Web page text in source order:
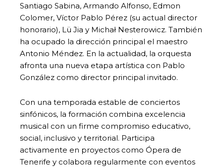
Santiago Sabina, Armando Alfonso, Edmon
Colomer, Víctor Pablo Pérez (su actual director
honorario), Lü Jia y Michał Nesterowicz. También
ha ocupado la dirección principal el maestro
Antonio Méndez. En la actualidad, la orquesta
afronta una nueva etapa artística con Pablo
González como director principal invitado.
Con una temporada estable de conciertos
sinfónicos, la formación combina excelencia
musical con un firme compromiso educativo,
social, inclusivo y territorial. Participa
activamente en proyectos como Ópera de
Tenerife y colabora regularmente con eventos